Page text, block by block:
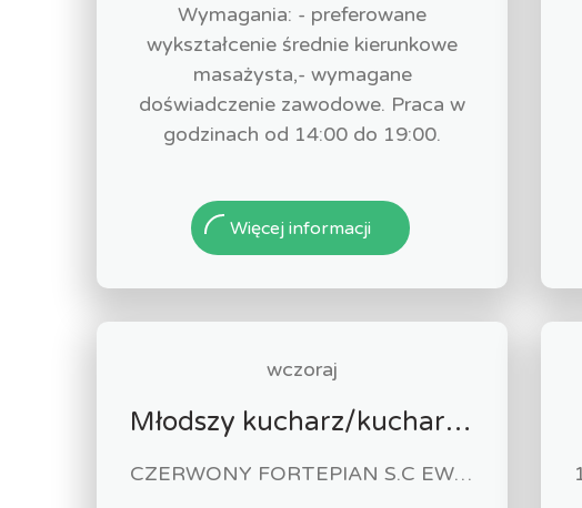
Wymagania: - preferowane
wykształcenie średnie kierunkowe
masażysta,- wymagane
doświadczenie zawodowe. Praca w
godzinach od 14:00 do 19:00.
Więcej informacji
wczoraj
Młodszy kucharz/kucharka
CZERWONY FORTEPIAN S.C EWA URBAŃSKA-FELCZAK, ROBERT KANTOR